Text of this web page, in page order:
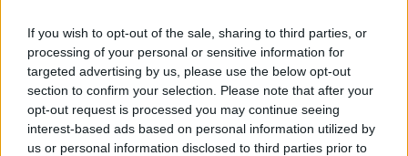
If you wish to opt-out of the sale, sharing to third parties, or
processing of your personal or sensitive information for
targeted advertising by us, please use the below opt-out
section to confirm your selection. Please note that after your
opt-out request is processed you may continue seeing
interest-based ads based on personal information utilized by
us or personal information disclosed to third parties prior to
Notizie in tempo reale?
Entra nel canale telegram di
GalluraOggi.it